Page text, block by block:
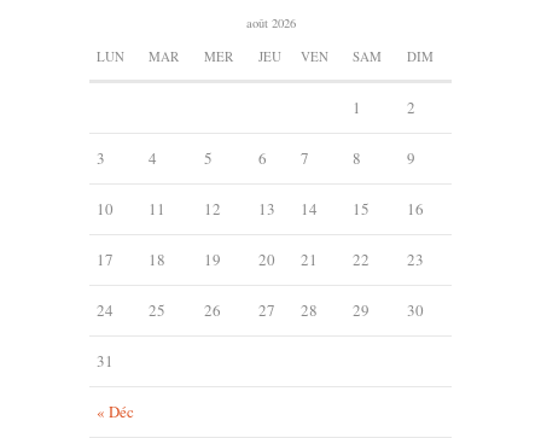
août 2026
LUN MAR MER JEU VEN SAM DIM
« Déc
1 2
3 4 5 6 7 8 9
10 11 12 13 14 15 16
17 18 19 20 21 22 23
24 25 26 27 28 29 30
31